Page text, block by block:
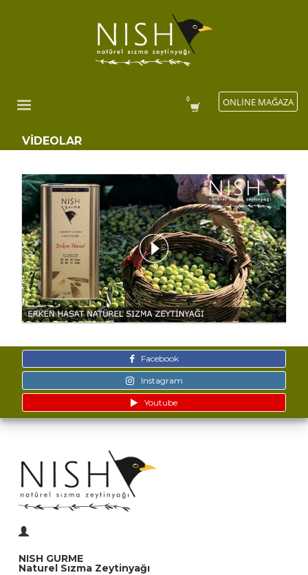
ONLİNE MAĞAZA
VIDEOLAR
Facebook
Instagram
Youtube
NISH GURME
Naturel Sızma Zeytinyağı